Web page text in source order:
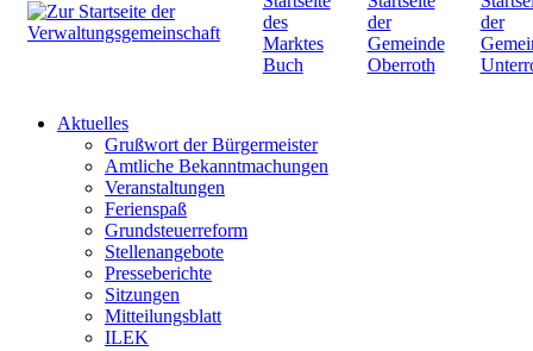
Aktuelles
Grußwort der Bürgermeister
Amtliche Bekanntmachungen
Veranstaltungen
Ferienspaß
Grundsteuerreform
Stellenangebote
Presseberichte
Sitzungen
Mitteilungsblatt
ILEK